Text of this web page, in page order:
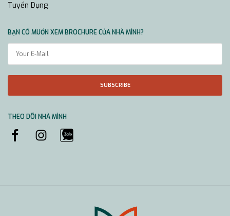
Tuyển Dụng
BẠN CÓ MUỐN XEM BROCHURE CỦA NHÀ MÌNH?
SUBSCRIBE
THEO DÕI NHÀ MÌNH